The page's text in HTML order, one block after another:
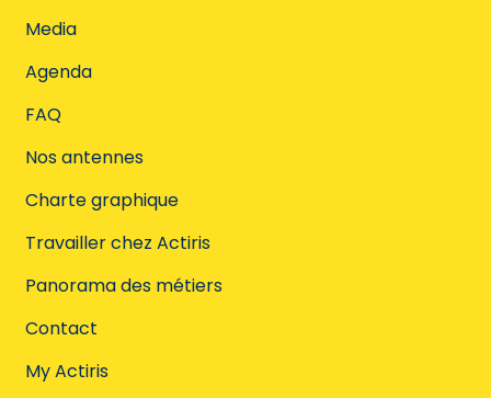
Media
Agenda
FAQ
Nos antennes
Charte graphique
Travailler chez Actiris
Panorama des métiers
Contact
My Actiris